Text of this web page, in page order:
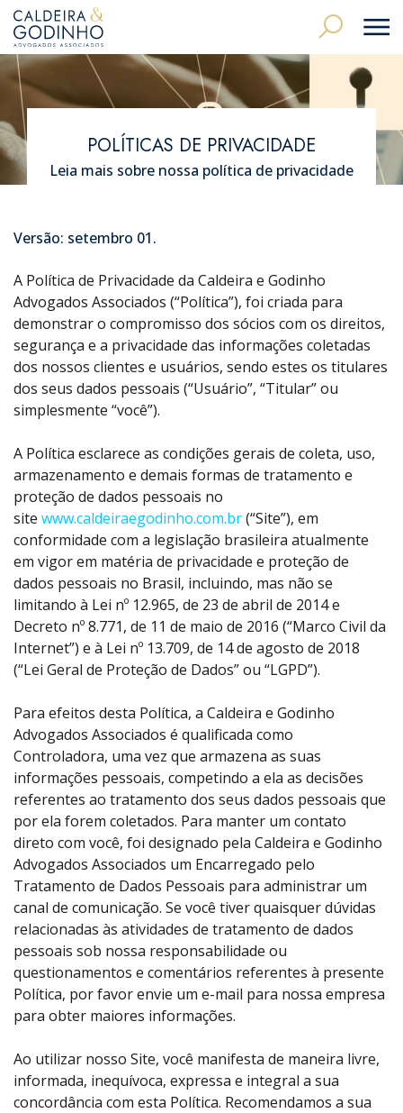
POLÍTICAS DE PRIVACIDADE
Leia mais sobre nossa política de privacidade
Versão: setembro 01.
A Política de Privacidade da Caldeira e Godinho
Advogados Associados (“Política”), foi criada para
demonstrar o compromisso dos sócios com os direitos,
segurança e a privacidade das informações coletadas
dos nossos clientes e usuários, sendo estes os titulares
dos seus dados pessoais (“Usuário”, “Titular” ou
simplesmente “você”).
A Política esclarece as condições gerais de coleta, uso,
armazenamento e demais formas de tratamento e
proteção de dados pessoais no
site www.caldeiraegodinho.com.br(“Site”), em
conformidade com a legislação brasileira atualmente
em vigor em matéria de privacidade e proteção de
dados pessoais no Brasil, incluindo, mas não se
limitando à Lei nº 12.965, de 23 de abril de 2014 e
Decreto nº 8.771, de 11 de maio de 2016 (“Marco Civil da
Internet”) e à Lei nº 13.709, de 14 de agosto de 2018
(“Lei Geral de Proteção de Dados” ou “LGPD”).
Para efeitos desta Política, a Caldeira e Godinho
Advogados Associados é qualificada como
Controladora, uma vez que armazena as suas
informações pessoais, competindo a ela as decisões
referentes ao tratamento dos seus dados pessoais que
por ela forem coletados. Para manter um contato
direto com você, foi designado pela Caldeira e Godinho
Advogados Associados um Encarregado pelo
Tratamento de Dados Pessoais para administrar um
canal de comunicação. Se você tiver quaisquer dúvidas
relacionadas às atividades de tratamento de dados
pessoais sob nossa responsabilidade ou
questionamentos e comentários referentes à presente
Política, por favor envie um e-mail para nossa empresa
para obter maiores informações.
Ao utilizar nosso Site, você manifesta de maneira livre,
informada, inequívoca, expressa e integral a sua
concordância com esta Política. Recomendamos a sua